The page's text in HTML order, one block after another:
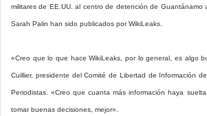
militares de EE.UU. al centro de detención de Guantánamo
Sarah Palin han sido publicados por WikiLeaks.
«Creo que lo que hace WikiLeaks, por lo general, es algo
Cuillier, presidente del Comité de Libertad de Información
Periodistas. «Creo que cuanta más información haya
tomar buenas decisiones, mejor».